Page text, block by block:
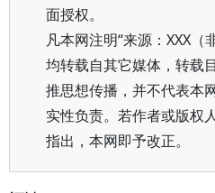
面授权。
凡本网注明“来源：XXX（
均转载自其它媒体，转载
推思想传播，并不代表本
实性负责。若作者或版权
指出，本网即予改正。